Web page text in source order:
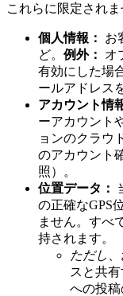
これらに限定されま
個人情報：
お
ど。 例外：
オ
有効にした場
ールアドレス
アカウント情
ーアカウント
ョンのクラウ
のアカウント
照）。
位置データ：
の正確なGPS
ません。すべ
持されます。
ただし
スと共
への投